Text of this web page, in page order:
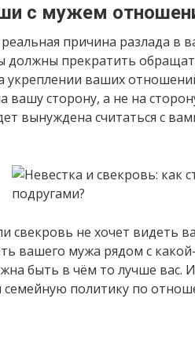
с мужем
реальная причина разлада в
должны прекратить
укреплении ваших
вашу сторону, а не на
вынуждена считаться с
свекровь не хочет видеть
вашего мужа рядом с
быть в чём то лучше вас.
семейную политику по